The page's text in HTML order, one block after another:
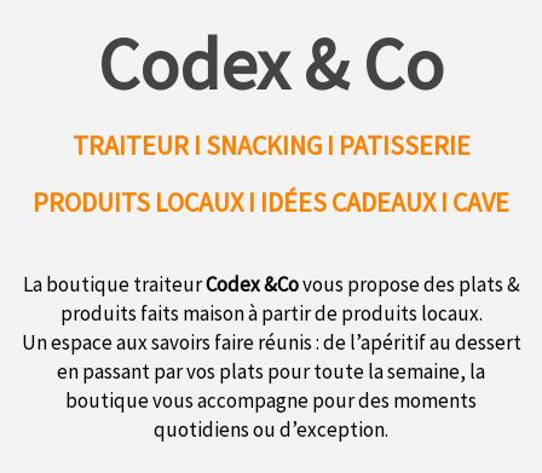
Codex & Co
TRAITEUR I SNACKING I PATISSERIE
PRODUITS LOCAUXI IDÉES CADEAUX I CAVE
La boutique traiteurCodex &Covous propose des plats &
produits faits maison à partir de produits locaux.
Un espace aux savoirs faire réunis : de l’apéritif au dessert
en passant par vos plats pour toute la semaine, la
boutique vous accompagne pour des moments
quotidiens ou d’exception.